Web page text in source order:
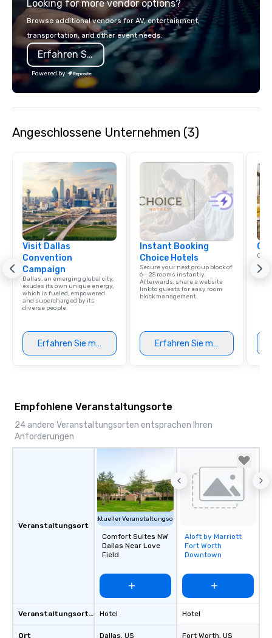
Looking for more vendor options?
Browse additional vendors for AV, entertainment,
transportation, and other event needs.
Erfahren Sie mehr
Powered by
Angeschlossene Unternehmen (3)
Visit Dallas
Convention
Campaign
Dallas, an emerging global city,
exudes its own unique energy,
which is fueled, empowered
and supercharged by its
diverse people.
Erfahren Sie mehr
Instant Booking
Choice Hotels
Secure your next group block of
6 – 25 rooms instantly.
Afterwards, share a website
link to guests for easy room
block management.
Erfahren Sie mehr
Empfohlene Veranstaltungsorte
24 andere Veranstaltungsorten entsprachen Ihren
Anforderungen
Veranstaltungsort
Veranstaltungsortstyp
Ort
Aktueller Veranstaltungsort
Comfort Suites NW
Dallas Near Love
Field
Hotel
Dallas, US
Removed from
favorites
Aloft by Marriott
Fort Worth
Downtown
Hotel
Fort Worth, US